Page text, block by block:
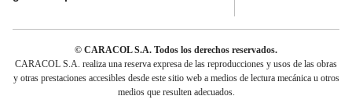
© CARACOL S.A. Todos los derechos reservados.
CARACOL S.A. realiza una reserva expresa de las reproducciones y usos de las obras
y otras prestaciones accesibles desde este sitio web a medios de lectura mecánica u otros
medios que resulten adecuados.